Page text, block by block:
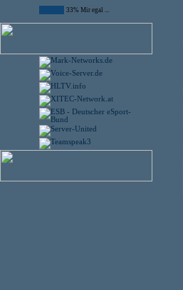
33% Mir egal ...